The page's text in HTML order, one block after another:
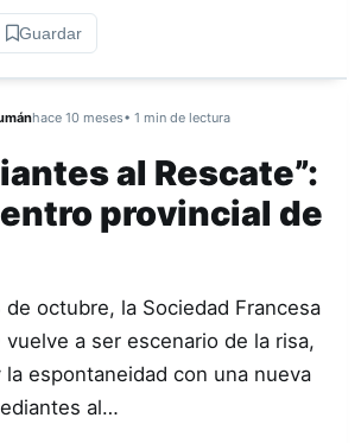
Guardar
hace 10 meses• 1 min de lectura
al Rescate”:
provincial de
octubre, la Sociedad Francesa
vuelve a ser escenario de la risa,
la espontaneidad con una nueva
al…